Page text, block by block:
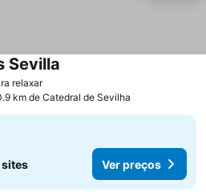
relaxar
Sevilla
km de Catedral de Sevilha
sites Ver preços